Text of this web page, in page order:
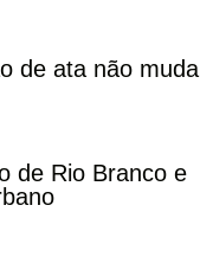
de ata não muda
de Rio Branco e